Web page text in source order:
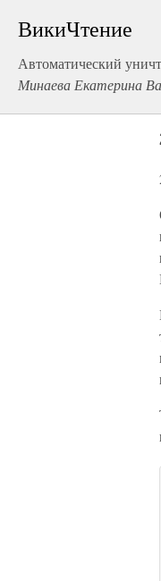
ВикиЧтение
Автоматический
Минаева Екатерина